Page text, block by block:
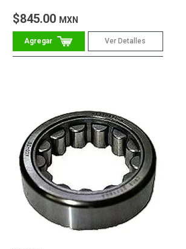
$845.00 MXN
Ver Detalles